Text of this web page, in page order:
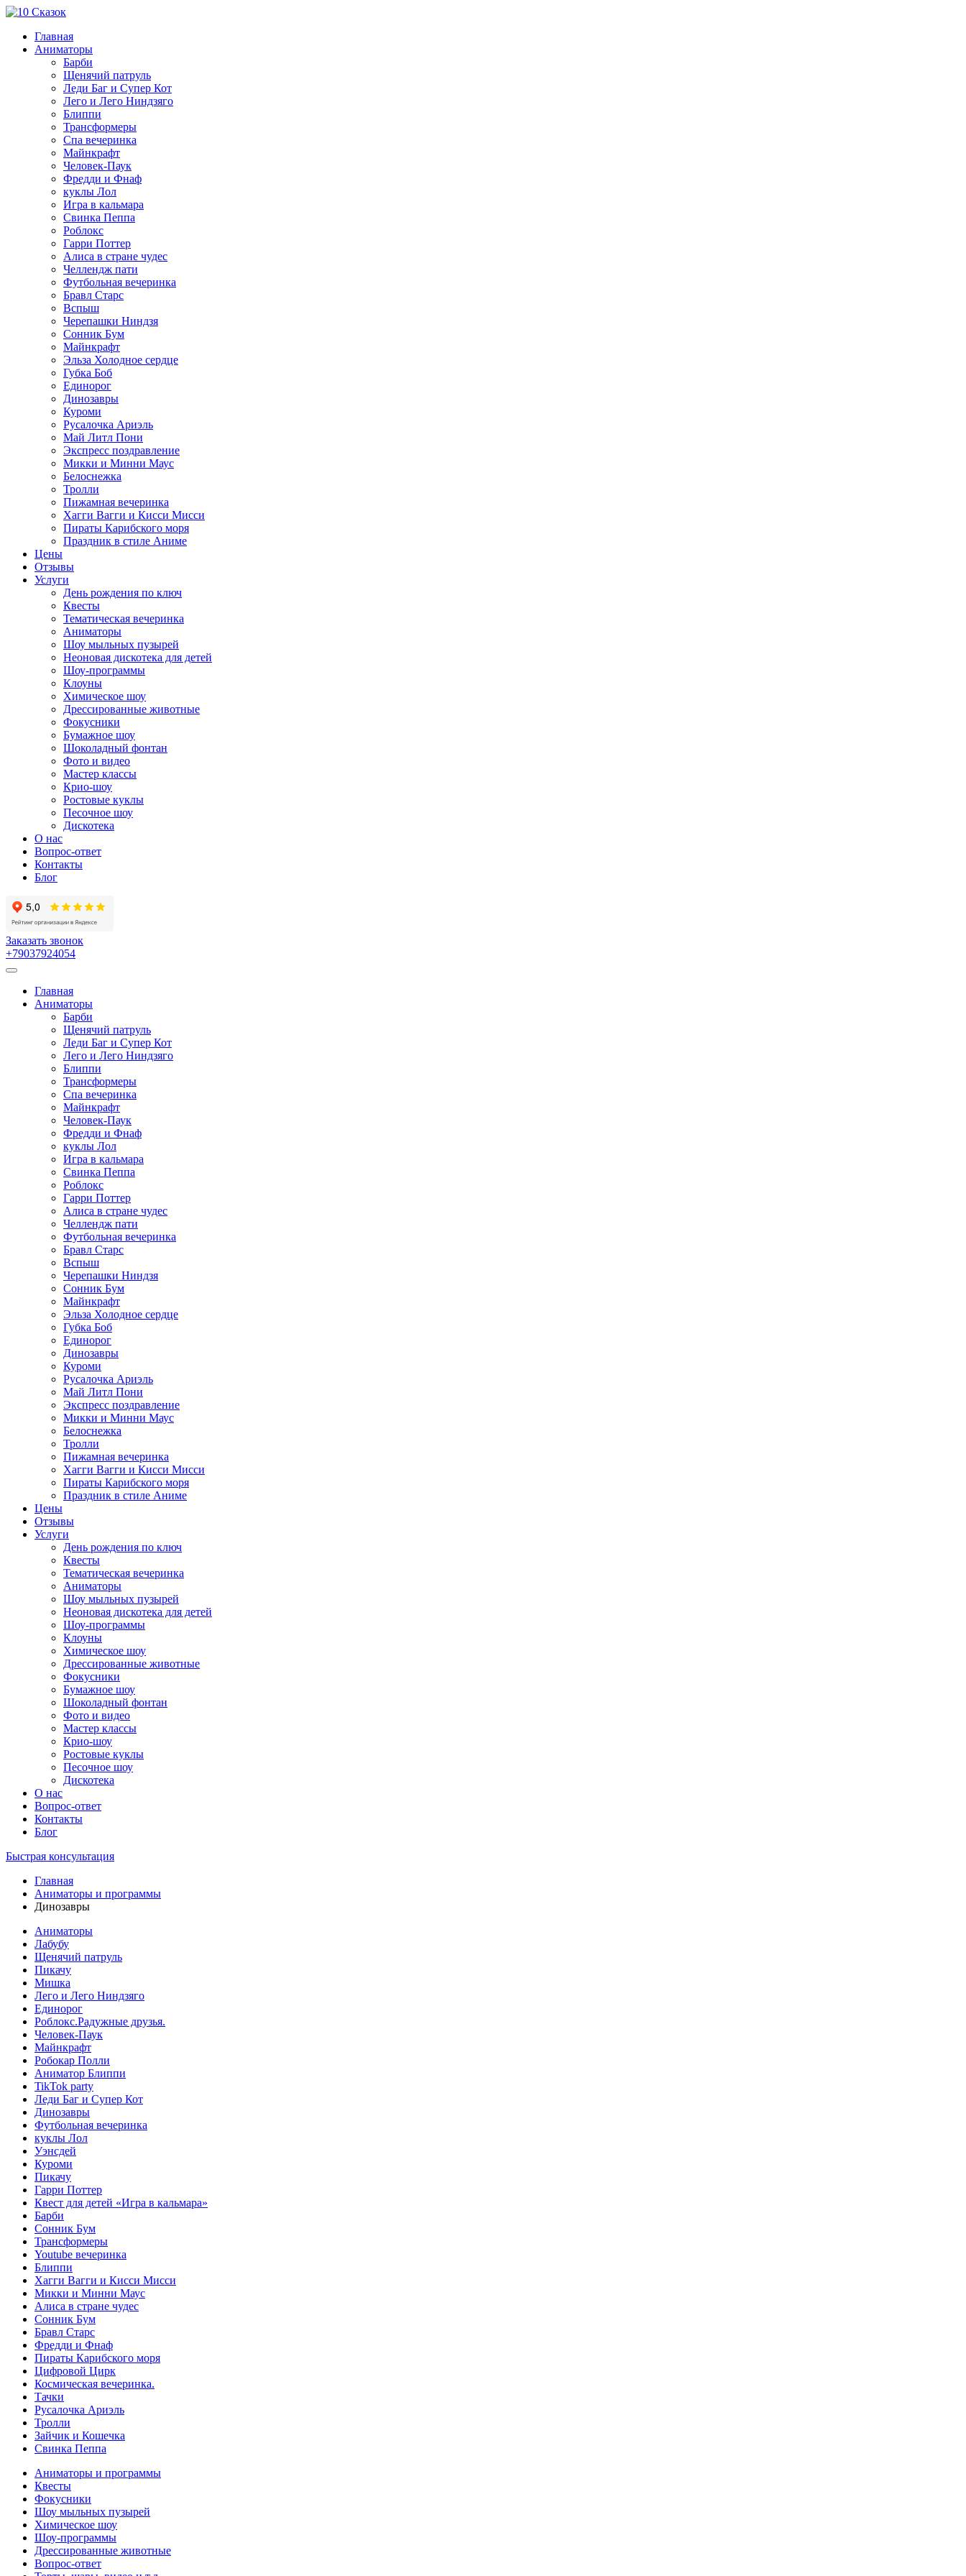
Главная
Аниматоры
Барби
Щенячий патруль
Леди Баг и Супер Кот
Лего и Лего Ниндзяго
Блиппи
Трансформеры
Спа вечеринка
Майнкрафт
Человек-Паук
Фредди и Фнаф
куклы Лол
Игра в кальмара
Свинка Пеппа
Роблокс
Гарри Поттер
Алиса в стране чудес
Челлендж пати
Футбольная вечеринка
Бравл Старс
Вспыш
Черепашки Ниндзя
Сонник Бум
Майнкрафт
Эльза Холодное сердце
Губка Боб
Единорог
Динозавры
Куроми
Русалочка Ариэль
Май Литл Пони
Экспресс поздравление
Микки и Минни Маус
Белоснежка
Тролли
Пижамная вечеринка
Хагги Вагги и Кисси Мисси
Пираты Карибского моря
Праздник в стиле Аниме
Цены
Отзывы
Услуги
День рождения по ключ
Квесты
Тематическая вечеринка
Аниматоры
Шоу мыльных пузырей
Неоновая дискотека для детей
Шоу-программы
Клоуны
Химическое шоу
Дрессированные животные
Фокусники
Бумажное шоу
Шоколадный фонтан
Фото и видео
Мастер классы
Крио-шоу
Ростовые куклы
Песочное шоу
Дискотека
О нас
Вопрос-ответ
Контакты
Блог
Заказать звонок
+79037924054
Главная
Аниматоры
Барби
Щенячий патруль
Леди Баг и Супер Кот
Лего и Лего Ниндзяго
Блиппи
Трансформеры
Спа вечеринка
Майнкрафт
Человек-Паук
Фредди и Фнаф
куклы Лол
Игра в кальмара
Свинка Пеппа
Роблокс
Гарри Поттер
Алиса в стране чудес
Челлендж пати
Футбольная вечеринка
Бравл Старс
Вспыш
Черепашки Ниндзя
Сонник Бум
Майнкрафт
Эльза Холодное сердце
Губка Боб
Единорог
Динозавры
Куроми
Русалочка Ариэль
Май Литл Пони
Экспресс поздравление
Микки и Минни Маус
Белоснежка
Тролли
Пижамная вечеринка
Хагги Вагги и Кисси Мисси
Пираты Карибского моря
Праздник в стиле Аниме
Цены
Отзывы
Услуги
День рождения по ключ
Квесты
Тематическая вечеринка
Аниматоры
Шоу мыльных пузырей
Неоновая дискотека для детей
Шоу-программы
Клоуны
Химическое шоу
Дрессированные животные
Фокусники
Бумажное шоу
Шоколадный фонтан
Фото и видео
Мастер классы
Крио-шоу
Ростовые куклы
Песочное шоу
Дискотека
О нас
Вопрос-ответ
Контакты
Блог
Быстрая консультация
Главная
Аниматоры и программы
Динозавры
Аниматоры
Лабубу
Щенячий патруль
Пикачу
Мишка
Лего и Лего Ниндзяго
Единорог
Роблокс.Радужные друзья.
Человек-Паук
Майнкрафт
Робокар Полли
Аниматор Блиппи
TikTok party
Леди Баг и Супер Кот
Динозавры
Футбольная вечеринка
куклы Лол
Уэнсдей
Куроми
Пикачу
Гарри Поттер
Квест для детей «Игра в кальмара»
Барби
Сонник Бум
Трансформеры
Youtube вечеринка
Блиппи
Хагги Вагги и Кисси Мисси
Микки и Минни Маус
Алиса в стране чудес
Сонник Бум
Бравл Старс
Фредди и Фнаф
Пираты Карибского моря
Цифровой Цирк
Космическая вечеринка.
Тачки
Русалочка Ариэль
Тролли
Зайчик и Кошечка
Свинка Пеппа
Аниматоры и программы
Квесты
Фокусники
Шоу мыльных пузырей
Химическое шоу
Шоу-программы
Дрессированные животные
Вопрос-ответ